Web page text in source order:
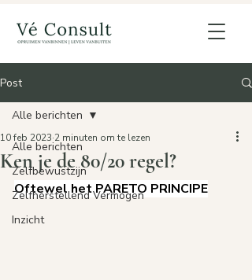
Post
Alle berichten
Zelfbewustzijn
Zelfherstellend Vermogen
Inzicht
Alle berichten
Ken je de 80/20 regel?
10 feb 2023 2 minuten om te lezen
Oftewel het PARETO PRINCIPE